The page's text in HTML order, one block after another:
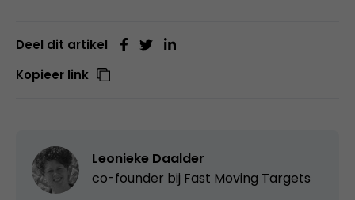
Deel dit artikel
Kopieer link
Leonieke Daalder
co-founder bij Fast Moving Targets